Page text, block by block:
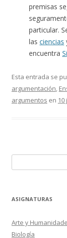
premisas
particular.
las ciencias
encuentra
Esta entrada se
argumentación,
argumentos en 10
ASIGNATURAS
Arte y
Biología